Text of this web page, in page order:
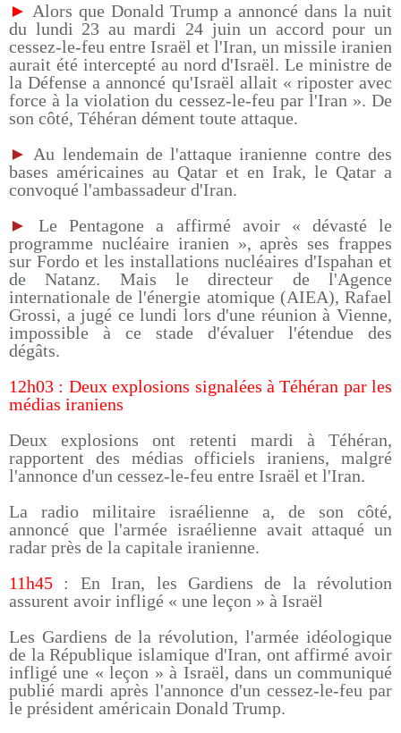
► Alors que Donald Trump a annoncé dans la nuit
du lundi 23 au mardi 24 juin un accord pour un
cessez-le-feu entre Israël et l'Iran, un missile iranien
aurait été intercepté au nord d'Israël. Le ministre de
la Défense a annoncé qu'Israël allait « riposter avec
force à la violation du cessez-le-feu par l'Iran ». De
son côté, Téhéran dément toute attaque.
► Au lendemain de l'attaque iranienne contre des
bases américaines au Qatar et en Irak, le Qatar a
convoqué l'ambassadeur d'Iran.
►
Le Pentagone a affirmé avoir « dévasté le
programme nucléaire iranien », après ses frappes
sur Fordo et les installations nucléaires d'Ispahan et
de Natanz. Mais le directeur de l'Agence
internationale de l'énergie atomique (AIEA), Rafael
Grossi, a jugé ce lundi lors d'une réunion à Vienne,
impossible à ce stade d'évaluer l'étendue des
dégâts.
12h03 : Deux explosions signalées à Téhéran par les
médias iraniens
Deux explosions ont retenti mardi à Téhéran,
rapportent des médias officiels iraniens, malgré
l'annonce d'un cessez-le-feu entre Israël et l'Iran.
La radio militaire israélienne a, de son côté,
annoncé que l'armée israélienne avait attaqué un
radar près de la capitale iranienne.
11h45 : En Iran, les Gardiens de la révolution
assurent avoir infligé « une leçon » à Israël
Les Gardiens de la révolution, l'armée idéologique
de la République islamique d'Iran, ont affirmé avoir
infligé une « leçon » à Israël, dans un communiqué
publié mardi après l'annonce d'un cessez-le-feu par
le président américain Donald Trump.